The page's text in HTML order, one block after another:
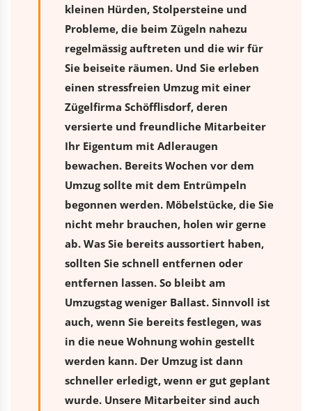
kleinen Hürden, Stolpersteine und
Probleme, die beim Zügeln nahezu
regelmässig auftreten und die wir für
Sie beiseite räumen. Und Sie erleben
einen stressfreien Umzugmit einer
Zügelfirma Schöfflisdorf, deren
versierte und freundliche Mitarbeiter
Ihr Eigentum mit Adleraugen
bewachen. Bereits Wochen vor dem
Umzug sollte mit dem Entrümpeln
begonnen werden. Möbelstücke, die Sie
nicht mehr brauchen, holen wir gerne
ab. Was Sie bereits aussortiert haben,
sollten Sie schnell entfernen oder
entfernen lassen. So bleibt am
Umzugstag weniger Ballast. Sinnvoll ist
auch, wenn Sie bereits festlegen, was
in die neue Wohnung wohin gestellt
werden kann. Der Umzug ist dann
schneller erledigt, wenn er gut geplant
wurde. Unsere Mitarbeiter sind auch